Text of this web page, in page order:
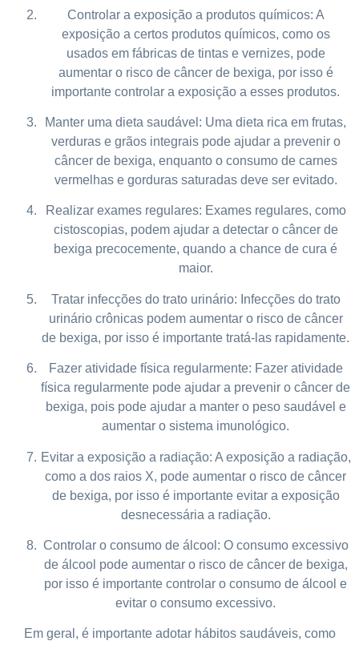
Controlar a exposição a produtos químicos: A
exposição a certos produtos químicos, como os
usados em fábricas de tintas e vernizes, pode
aumentar o risco de câncer de bexiga, por isso é
importante controlar a exposição a esses produtos.
Manter uma dieta saudável: Uma dieta rica em frutas,
verduras e grãos integrais pode ajudar a prevenir o
câncer de bexiga, enquanto o consumo de carnes
vermelhas e gorduras saturadas deve ser evitado.
Realizar exames regulares: Exames regulares, como
cistoscopias, podem ajudar a detectar o câncer de
bexiga precocemente, quando a chance de cura é
maior.
Tratar infecções do trato urinário: Infecções do trato
urinário crônicas podem aumentar o risco de câncer
de bexiga, por isso é importante tratá-las rapidamente.
Fazer atividade física regularmente: Fazer atividade
física regularmente pode ajudar a prevenir o câncer de
bexiga, pois pode ajudar a manter o peso saudável e
aumentar o sistema imunológico.
Evitar a exposição a radiação: A exposição a radiação,
como a dos raios X, pode aumentar o risco de câncer
de bexiga, por isso é importante evitar a exposição
desnecessária a radiação.
Controlar o consumo de álcool: O consumo excessivo
de álcool pode aumentar o risco de câncer de bexiga,
por isso é importante controlar o consumo de álcool e
evitar o consumo excessivo.
Em geral, é importante adotar hábitos saudáveis, como